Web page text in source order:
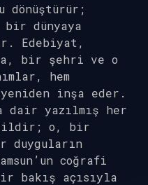
dönüştürür;
bir dünyaya
Edebiyat,
bir şehri ve o
hem
inşa eder.
dair yazılmış her
o, bir
duyguların
coğrafi
açısıyla